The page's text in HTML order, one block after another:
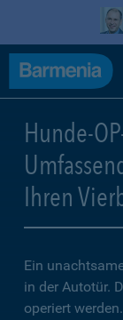
Hunde-
Ihren
Ein
in der Autotür.
operiert